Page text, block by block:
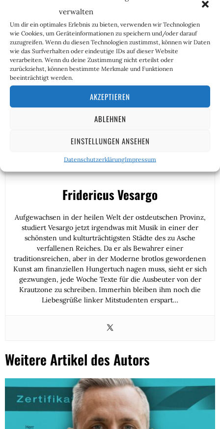
verwalten
Um dir ein optimales Erlebnis zu bieten, verwenden wir Technologien
wie Cookies, um Geräteinformationen zu speichern und/oder darauf
zuzugreifen. Wenn du diesen Technologien zustimmst, können wir Daten
wie das Surfverhalten oder eindeutige IDs auf dieser Website
verarbeiten. Wenn du deine Zustimmung nicht erteilst oder
zurückziehst, können bestimmte Merkmale und Funktionen
beeinträchtigt werden.
AKZEPTIEREN
ABLEHNEN
EINSTELLUNGEN ANSEHEN
DatenschutzerklärungImpressum
TERFs in Grenzen. Ihnen haben wir es zu verdanken,
dass das geistige Nest, in dem der Wokismus ausgebrütet
wurde, erbaut worden ist. Und das sollen sie ruhig zu
spüren bekommen. Nur weil Stalin Trotzki bekämpft und
besiegt hat, muss man noch lange kein Mitleid mit dem
Eispickelschädel aufbringen, nicht wahr? Daher meine
einzige Frage, die ich an die TERF-Fraktion zu richten
habe: Wie fühlt es sich an, von der eigenen Revolution
Fridericus Vesargo
Aufgewachsen in der heilen Welt der ostdeutschen Provinz,
studiert Vesargo jetzt irgendwas mit Musik in einer der
schönsten und kulturträchtigsten Städte des zu Asche
verfallenen Reiches. Da er als Bewahrer einer
traditionsreichen, aber in der Moderne brotlos gewordenen
Kunst am finanziellen Hungertuch nagen muss, sieht er sich
gezwungen, jede Woche Texte für die Ausbeuter von der
Krautzone zu schreiben. Immerhin bleiben ihm noch die
Liebesgrüße linker Mitstudenten erspart…
Weitere Artikel des Autors